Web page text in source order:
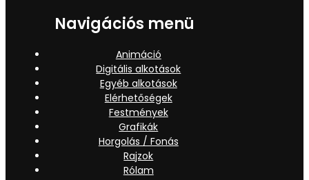
Navigációs menü
Animáció
Digitális alkotások
Egyéb alkotások
Elérhetőségek
Festmények
Grafikák
Horgolás / Fonás
Rajzok
Rólam